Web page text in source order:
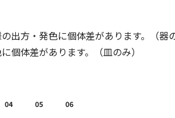
出方・発色に個体差があります。（器の
個体差があります。（皿のみ）
04 05 06